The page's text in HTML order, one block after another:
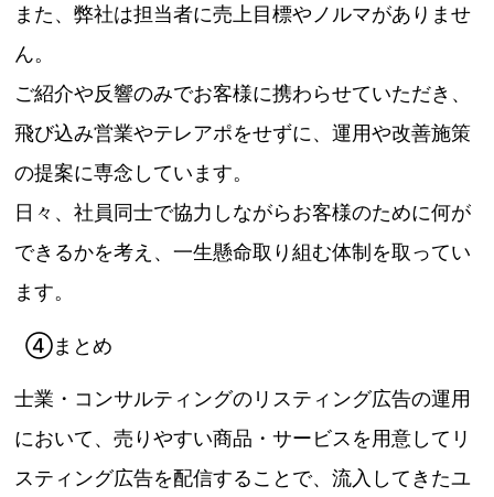
また、弊社は担当者に売上目標やノルマがありませ
ん。
ご紹介や反響のみでお客様に携わらせていただき、
飛び込み営業やテレアポをせずに、運用や改善施策
の提案に専念しています。
日々、社員同士で協力しながらお客様のために何が
できるかを考え、一生懸命取り組む体制を取ってい
ます。
④まとめ
士業・コンサルティングのリスティング広告の運用
において、売りやすい商品・サービスを用意してリ
スティング広告を配信することで、流入してきたユ